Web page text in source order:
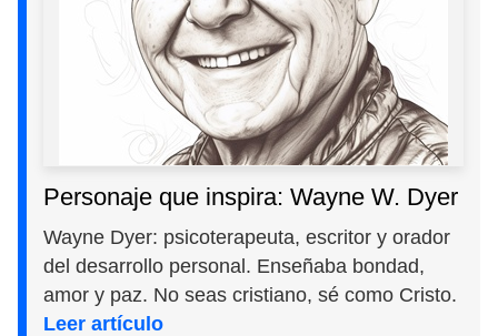
Personaje que inspira: Wayne W. Dyer
Wayne Dyer: psicoterapeuta, escritor y orador
del desarrollo personal. Enseñaba bondad,
amor y paz. No seas cristiano, sé como Cristo.
Leer artículo